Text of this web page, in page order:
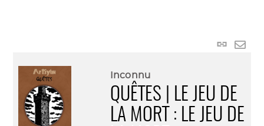
Lien
Inconnu
QUÊTES | LE JEU DE
LA MORT : LE JEU DE